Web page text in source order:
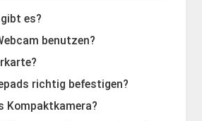
es?
benutzen?
richtig befestigen?
Kompaktkamera?